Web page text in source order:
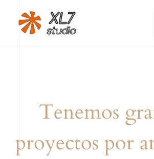
Tenemos
proyectos por